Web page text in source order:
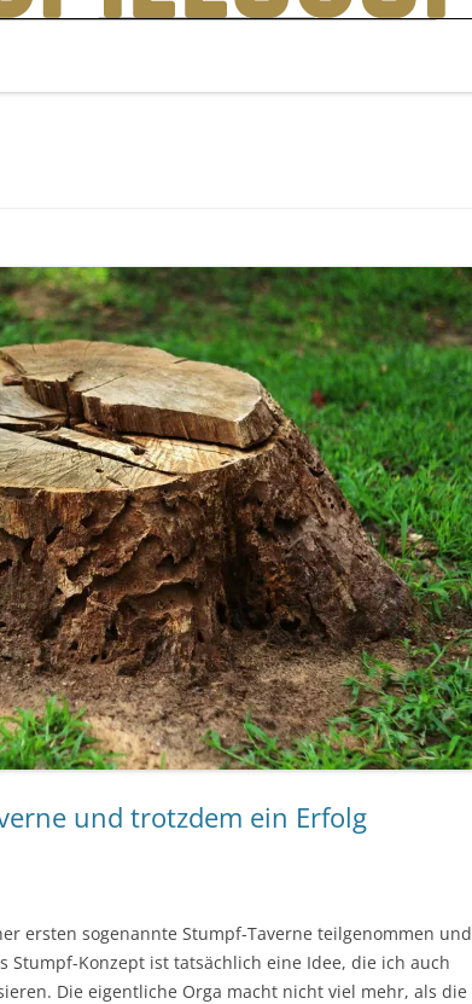
und trotzdem ein Erfolg
ersten sogenannte Stumpf-Taverne teilgenommen und
Stumpf-Konzept ist tatsächlich eine Idee, die ich auch
Die eigentliche Orga macht nicht viel mehr, als die